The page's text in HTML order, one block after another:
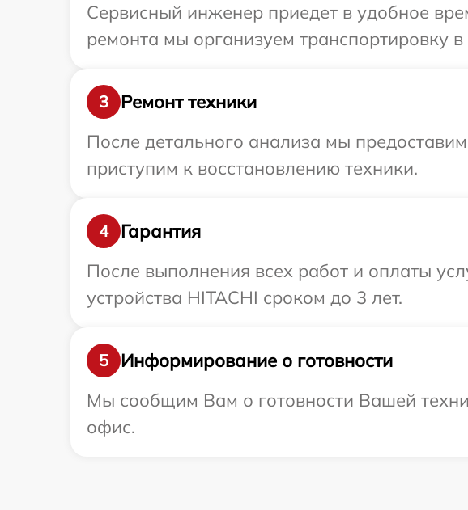
Сервисный инженер приедет в удобное
ремонта мы организуем транспортировку
3
Ремонт техники
После детального анализа мы
приступим к восстановлению техники.
4
Гарантия
После выполнения всех работ и оплаты
устройства HITACHI сроком до 3 лет.
5
Информирование о готовности
Мы сообщим Вам о готовности Вашей
офис.